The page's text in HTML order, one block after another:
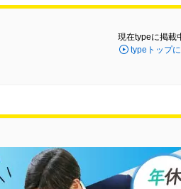
現在typeに掲載
typeトップ